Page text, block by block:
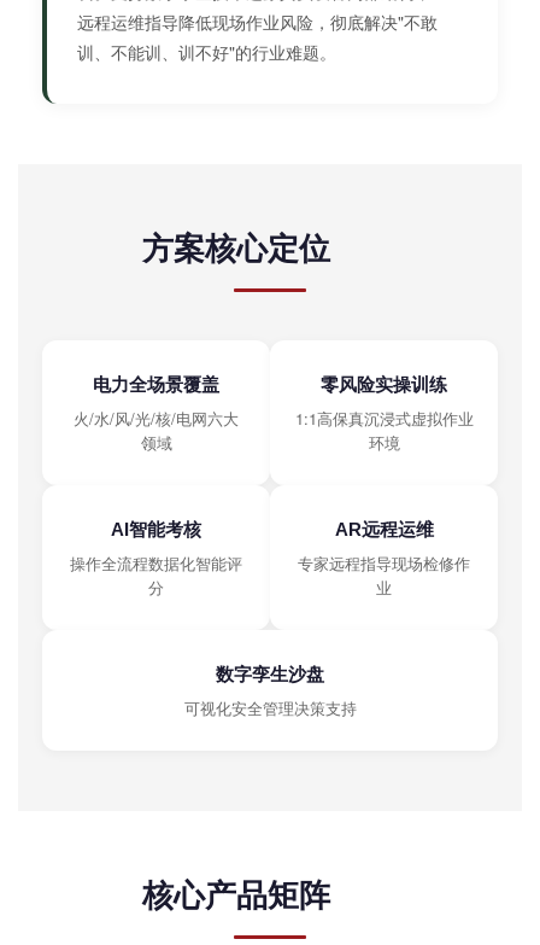
远程运维指导降低现场作业风险，彻底解决"不敢
训、不能训、训不好"的行业难题。
方案核心定位
电力全场景覆盖
火/水/风/光/核/电网六大
领域
零风险实操训练
1:1高保真沉浸式虚拟作业
环境
AI智能考核
操作全流程数据化智能评
分
AR远程运维
专家远程指导现场检修作
业
数字孪生沙盘
可视化安全管理决策支持
核心产品矩阵